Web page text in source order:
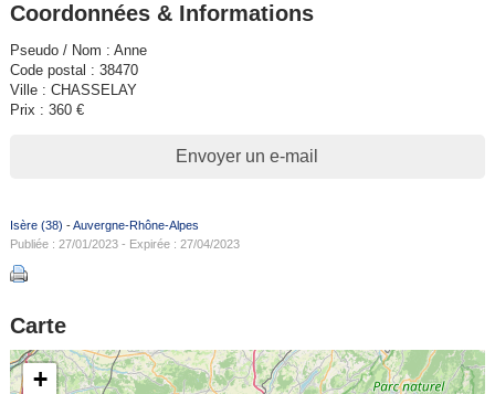
Coordonnées & Informations
Pseudo / Nom : Anne
Code postal : 38470
Ville : CHASSELAY
Prix : 360 €
Envoyer un e-mail
Isère (38) -Auvergne-Rhône-Alpes
Publiée : 27/01/2023 - Expirée : 27/04/2023
Carte
+